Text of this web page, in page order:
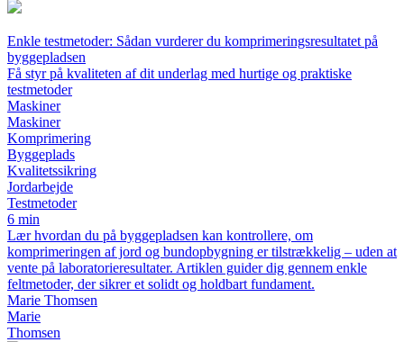
Enkle testmetoder: Sådan vurderer du komprimeringsresultatet på
byggepladsen
Få styr på kvaliteten af dit underlag med hurtige og praktiske
testmetoder
Maskiner
Maskiner
Komprimering
Byggeplads
Kvalitetssikring
Jordarbejde
Testmetoder
6 min
Lær hvordan du på byggepladsen kan kontrollere, om
komprimeringen af jord og bundopbygning er tilstrækkelig – uden at
vente på laboratorieresultater. Artiklen guider dig gennem enkle
feltmetoder, der sikrer et solidt og holdbart fundament.
Marie Thomsen
Marie
Thomsen